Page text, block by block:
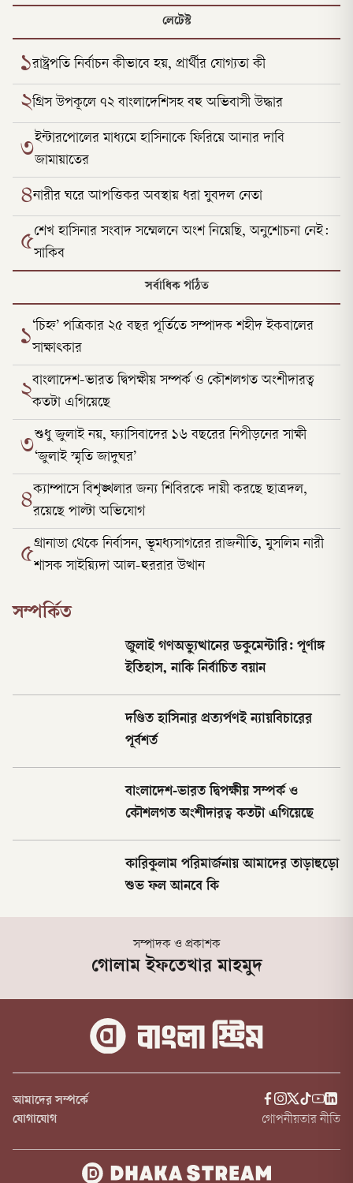
লেটেস্ট
১রাষ্ট্রপতি নির্বাচন কীভাবে হয়, প্রার্থীর যোগ্যতা কী
২গ্রিস উপকূলে ৭২ বাংলাদেশিসহ বহু অভিবাসী উদ্ধার
৩ইন্টারপোলের মাধ্যমে হাসিনাকে ফিরিয়ে আনার দাবি
জামায়াতের
৪নারীর ঘরে আপত্তিকর অবস্থায় ধরা যুবদল নেতা
৫শেখ হাসিনার সংবাদ সম্মেলনে অংশ নিয়েছি, অনুশোচনা নেই:
সাকিব
সর্বাধিক পঠিত
১‘চিহ্ন’ পত্রিকার ২৫ বছর পূর্তিতে সম্পাদক শহীদ ইকবালের
সাক্ষাৎকার
২বাংলাদেশ-ভারত দ্বিপক্ষীয় সম্পর্ক ও কৌশলগত অংশীদারত্ব
কতটা এগিয়েছে
৩শুধু জুলাই নয়, ফ্যাসিবাদের ১৬ বছরের নিপীড়নের সাক্ষী
‘জুলাই স্মৃতি জাদুঘর’
৪ক্যাম্পাসে বিশৃঙ্খলার জন্য শিবিরকে দায়ী করছে ছাত্রদল,
রয়েছে পাল্টা অভিযোগ
৫গ্রানাডা থেকে নির্বাসন, ভূমধ্যসাগরের রাজনীতি, মুসলিম নারী
শাসক সাইয়্যিদা আল-হুররার উত্থান
সম্পর্কিত
জুলাই গণঅভ্যুত্থানের ডকুমেন্টারি: পূর্ণাঙ্গ
ইতিহাস, নাকি নির্বাচিত বয়ান
দণ্ডিত হাসিনার প্রত্যর্পণই ন্যায়বিচারের
পূর্বশর্ত
বাংলাদেশ-ভারত দ্বিপক্ষীয় সম্পর্ক ও
কৌশলগত অংশীদারত্ব কতটা এগিয়েছে
কারিকুলাম পরিমার্জনায় আমাদের তাড়াহুড়ো
শুভ ফল আনবে কি
সম্পাদক ও প্রকাশক
গোলাম ইফতেখার মাহমুদ
গোপনীয়তার নীতি
আমাদের সম্পর্কে
যোগাযোগ